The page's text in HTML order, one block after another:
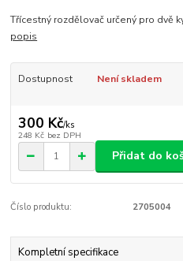
Třícestný rozdělovač určený pro dvě
popis
Dostupnost Není skladem
300 Kč/ks
248 Kč bez DPH
Přidat do
Číslo produktu: 2705004
Kompletní specifikace